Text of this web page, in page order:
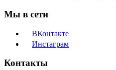
Мы в сети
ВКонтакте
Инстаграм
Контакты